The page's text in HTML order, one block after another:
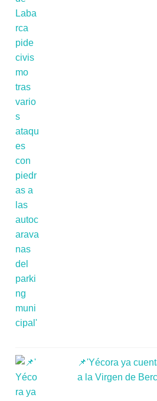
📌'Yécora ya
a la Virgen de